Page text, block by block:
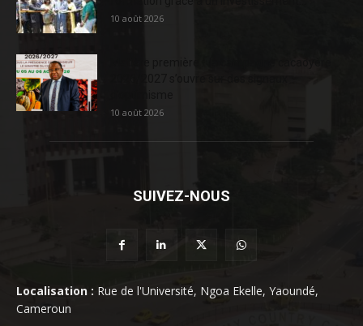
10 août 2026
10 août 2026
SUIVEZ-NOUS
Localisation : Rue de l'Université, Ngoa Ekelle, Yaoundé,
Cameroun